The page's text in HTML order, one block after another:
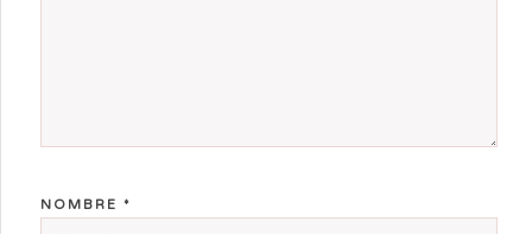
NOMBRE *